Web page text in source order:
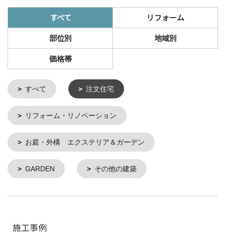
すべて
リフォーム
部位別
地域別
価格帯
すべて 注文住宅
リフォーム・リノベーション
お庭・外構 エクステリア＆ガーデン
GARDEN その他の建築
施工事例